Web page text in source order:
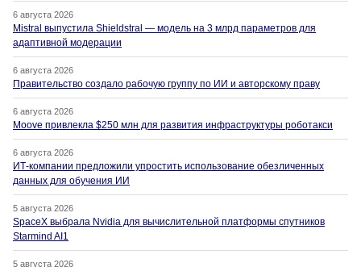
6 августа 2026
Mistral выпустила Shieldstral — модель на 3 млрд параметров для
адаптивной модерации
6 августа 2026
Правительство создало рабочую группу по ИИ и авторскому праву
6 августа 2026
Moove привлекла $250 млн для развития инфраструктуры роботакси
6 августа 2026
ИТ-компании предложили упростить использование обезличенных
данных для обучения ИИ
5 августа 2026
SpaceX выбрала Nvidia для вычислительной платформы спутников
Starmind AI1
5 августа 2026